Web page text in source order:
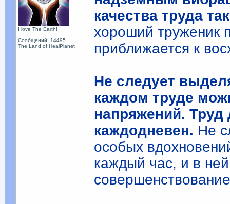
I love The Earth!
Сообщений: 14495
The Land of HealPlanet
качества труда
хороший труженик
приближается к
Не следует
каждом труде
напряжений.
каждодневен. Не
особых
каждый час, и в ней